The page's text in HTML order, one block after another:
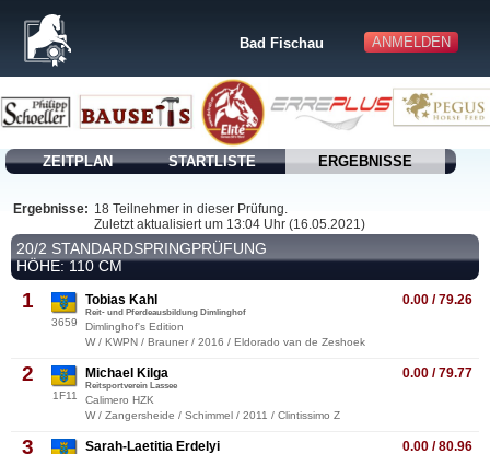
ANMELDEN
Bad Fischau
ZEITPLAN STARTLISTE ERGEBNISSE
Ergebnisse: 18 Teilnehmer in dieser Prüfung.
Zuletzt aktualisiert um 13:04 Uhr (16.05.2021)
20/2 STANDARDSPRINGPRÜFUNG
HÖHE: 110 CM
1
3659
0.00 / 79.26
Tobias Kahl
Reit- und Pferdeausbildung Dimlinghof
Dimlinghof's Edition
W / KWPN / Brauner / 2016 / Eldorado van de Zeshoek
2
1F11
0.00 / 79.77
Michael Kilga
Reitsportverein Lassee
Calimero HZK
W / Zangersheide / Schimmel / 2011 / Clintissimo Z
3 0.00 / 80.96
Sarah-Laetitia Erdelyi